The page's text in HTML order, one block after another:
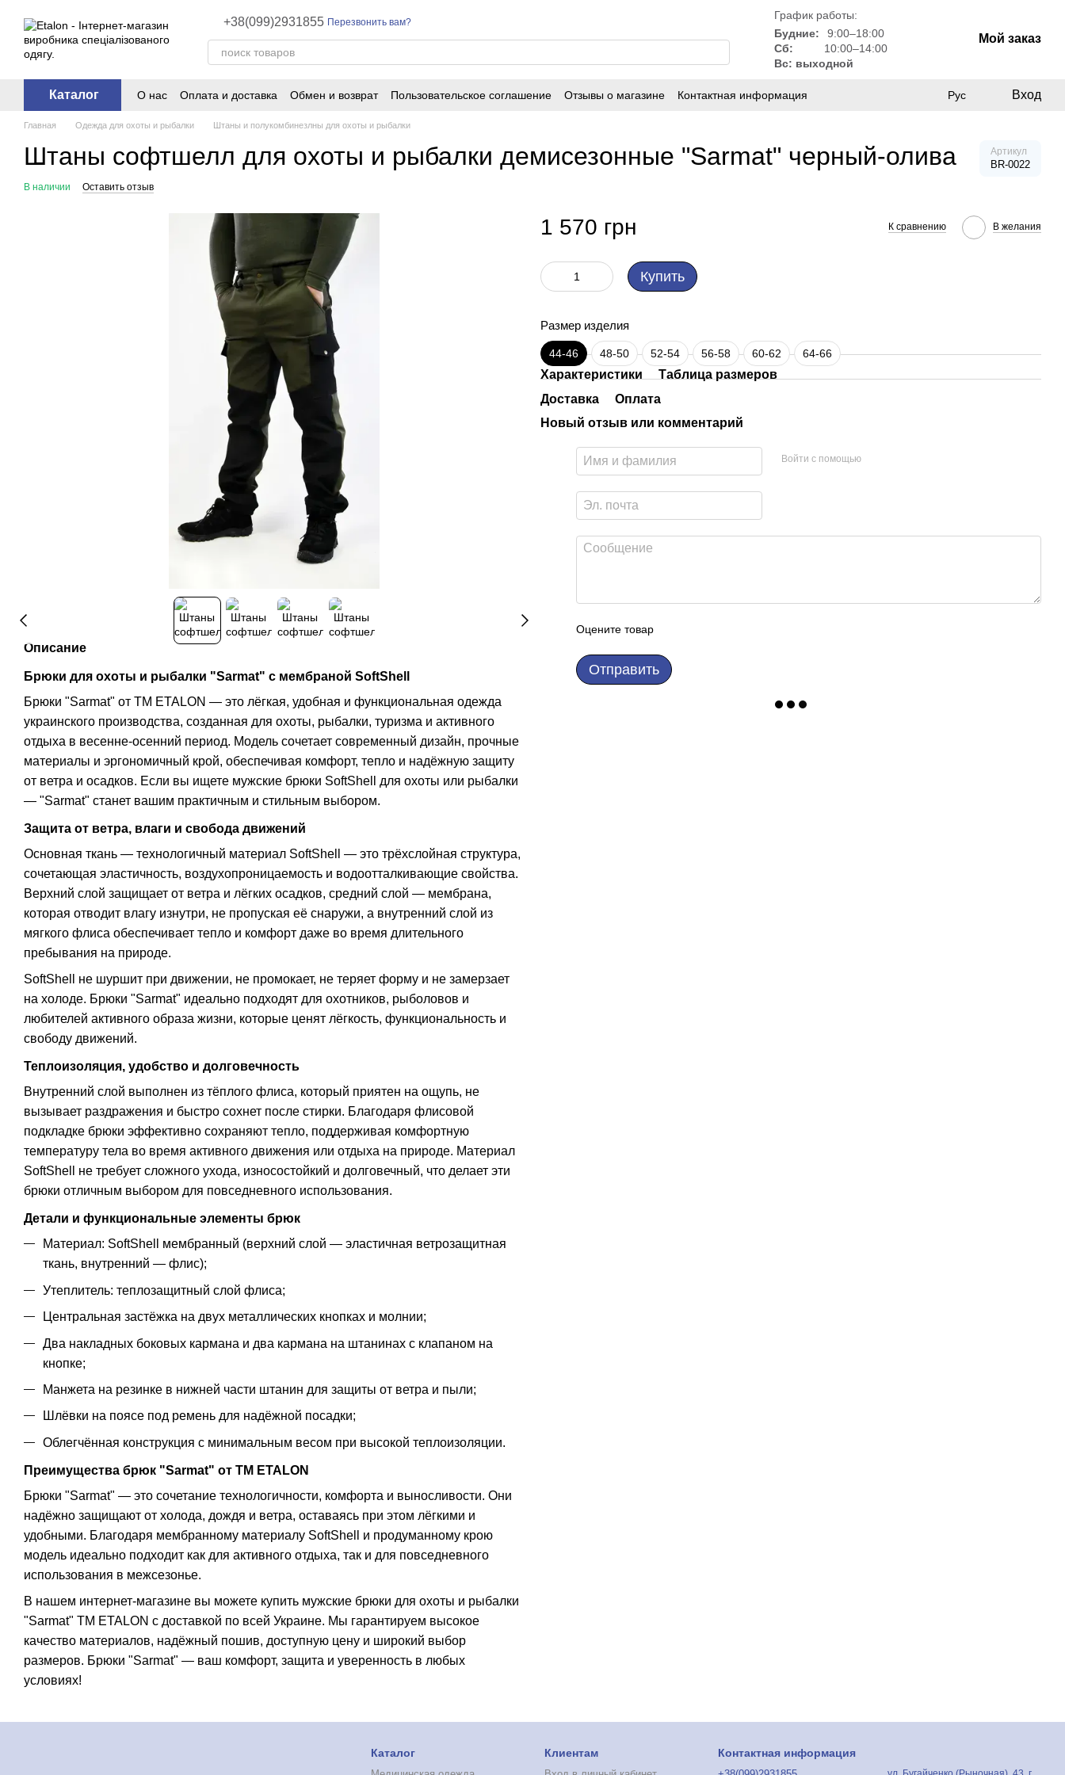
+38(099)2931855 Перезвонить вам?
График работы:
Будние:
9:00–18:00
Сб:
10:00–14:00
Вс: выходной
Мой заказ
Каталог О нас Оплата и доставка Обмен и возврат Пользовательское соглашение Отзывы о магазине Контактная информация Рус Вход
Главная Одежда для охоты и рыбалки Штаны и полукомбинезлны для охоты и рыбалки
Штаны софтшелл для охоты и рыбалки демисезонные "Sarmat" черный-олива Артикул
BR-0022
В наличии Оставить отзыв
Описание
Брюки для охоты и рыбалки "Sarmat" с мембраной SoftShell
Брюки "Sarmat" от TM ETALON — это лёгкая, удобная и функциональная одежда
украинского производства, созданная для охоты, рыбалки, туризма и активного
отдыха в весенне-осенний период. Модель сочетает современный дизайн, прочные
материалы и эргономичный крой, обеспечивая комфорт, тепло и надёжную защиту
от ветра и осадков. Если вы ищете мужские брюки SoftShell для охоты или рыбалки
— "Sarmat" станет вашим практичным и стильным выбором.
Защита от ветра, влаги и свобода движений
Основная ткань — технологичный материал SoftShell — это трёхслойная структура,
сочетающая эластичность, воздухопроницаемость и водоотталкивающие свойства.
Верхний слой защищает от ветра и лёгких осадков, средний слой — мембрана,
которая отводит влагу изнутри, не пропуская её снаружи, а внутренний слой из
мягкого флиса обеспечивает тепло и комфорт даже во время длительного
пребывания на природе.
SoftShell не шуршит при движении, не промокает, не теряет форму и не замерзает
на холоде. Брюки "Sarmat" идеально подходят для охотников, рыболовов и
любителей активного образа жизни, которые ценят лёгкость, функциональность и
свободу движений.
Теплоизоляция, удобство и долговечность
Внутренний слой выполнен из тёплого флиса, который приятен на ощупь, не
вызывает раздражения и быстро сохнет после стирки. Благодаря флисовой
подкладке брюки эффективно сохраняют тепло, поддерживая комфортную
температуру тела во время активного движения или отдыха на природе. Материал
SoftShell не требует сложного ухода, износостойкий и долговечный, что делает эти
брюки отличным выбором для повседневного использования.
Детали и функциональные элементы брюк
Материал: SoftShell мембранный (верхний слой — эластичная ветрозащитная
ткань, внутренний — флис);
Утеплитель: теплозащитный слой флиса;
Центральная застёжка на двух металлических кнопках и молнии;
Два накладных боковых кармана и два кармана на штанинах с клапаном на
кнопке;
Манжета на резинке в нижней части штанин для защиты от ветра и пыли;
Шлёвки на поясе под ремень для надёжной посадки;
Облегчённая конструкция с минимальным весом при высокой теплоизоляции.
Преимущества брюк "Sarmat" от TM ETALON
Брюки "Sarmat" — это сочетание технологичности, комфорта и выносливости. Они
надёжно защищают от холода, дождя и ветра, оставаясь при этом лёгкими и
удобными. Благодаря мембранному материалу SoftShell и продуманному крою
модель идеально подходит как для активного отдыха, так и для повседневного
использования в межсезонье.
В нашем интернет-магазине вы можете купить мужские брюки для охоты и рыбалки
"Sarmat" TM ETALON с доставкой по всей Украине. Мы гарантируем высокое
качество материалов, надёжный пошив, доступную цену и широкий выбор
размеров. Брюки "Sarmat" — ваш комфорт, защита и уверенность в любых
условиях!
1 570 грн К сравнению В желания
Купить
Размер изделия
44-46 48-50 52-54 56-58 60-62 64-66
Характеристики
Таблица размеров
Доставка
Оплата
Новый отзыв или комментарий
Войти с помощью
Оцените товар
Отправить
Каталог Клиентам Контактная информация